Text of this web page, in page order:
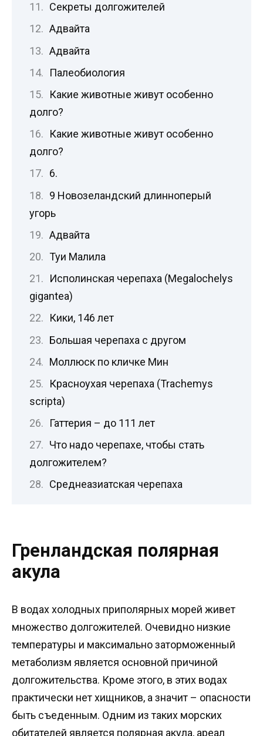
Секреты долгожителей
Адвайта
Адвайта
Палеобиология
Какие животные живут особенно
долго?
Какие животные живут особенно
долго?
6.
9 Новозеландский длинноперый
угорь
Адвайта
Туи Малила
Исполинская черепаха (Megalochelys
gigantea)
Кики, 146 лет
Большая черепаха с другом
Моллюск по кличке Мин
Красноухая черепаха (Trachemys
scripta)
Гаттерия – до 111 лет
Что надо черепахе, чтобы стать
долгожителем?
Среднеазиатская черепаха
Гренландская полярная
акула
В водах холодных приполярных морей живет
множество долгожителей. Очевидно низкие
температуры и максимально заторможенный
метаболизм является основной причиной
долгожительства. Кроме этого, в этих водах
практически нет хищников, а значит – опасности
быть съеденным. Одним из таких морских
обитателей является полярная акула, ареал